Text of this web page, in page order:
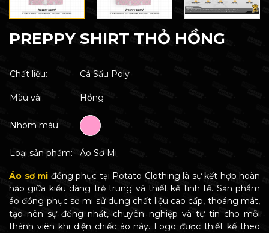
PREPPY SHIRT THỎ HỒNG
Chất liệu: Cá Sấu Poly
Màu vải: Hồng
Nhóm màu:
Loại sản phẩm: Áo Sơ Mi
Áo sơ mi đồng phục tại Potato Clothing là sự kết hợp hoàn
hảo giữa kiểu dáng trẻ trung và thiết kế tinh tế. Sản phẩm
áo đồng phục sơ mi sử dụng chất liệu cao cấp, thoáng mát,
tạo nên sự đồng nhất, chuyên nghiệp và tự tin cho mỗi
thành viên khi diện chiếc áo này. Logo được thiết kế theo